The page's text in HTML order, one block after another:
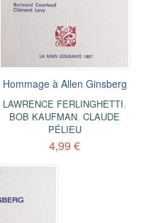
Hommage à Allen Ginsberg
LAWRENCE FERLINGHETTI,
BOB KAUFMAN,CLAUDE
PÉLIEU
4,99 €